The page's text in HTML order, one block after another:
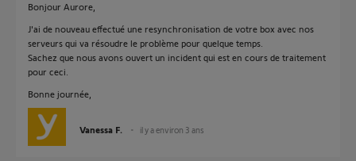
Bonjour Aurore,
J'ai de nouveau effectué une resynchronisation de votre box avec nos
serveurs qui va résoudre le problème pour quelque temps.
Sachez que nous avons ouvert un incident qui est en cours de traitement
pour ceci.
Bonne journée,
Vanessa F. il y a environ 3 ans